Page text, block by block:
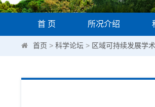
首 页 所况介绍
首页 > 科学论坛 > 区域可持续发展学